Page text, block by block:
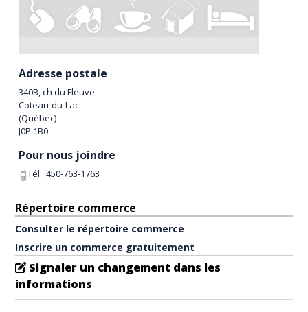
Adresse postale
340B, ch du Fleuve
Coteau-du-Lac
(Québec)
J0P 1B0
Pour nous joindre
Tél.:450-763-1763
Répertoire commerce
Consulter le répertoire commerce
Inscrire un commerce gratuitement
Signaler un changement dans les
informations